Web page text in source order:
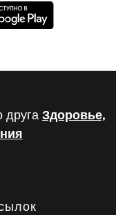
друга Здоровье,